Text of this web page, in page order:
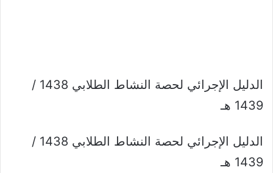
الدليل الإجرائي لحصة النشاط الطلابي 1438 /
1439 هـ
الدليل الإجرائي لحصة النشاط الطلابي 1438 /
1439 هـ